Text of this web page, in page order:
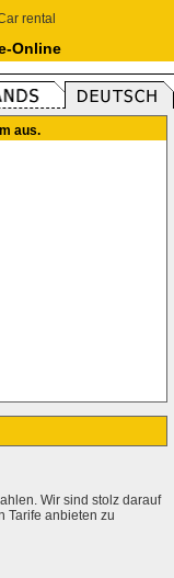
Online
aus.
Wir sind stolz darauf
Tarife anbieten zu